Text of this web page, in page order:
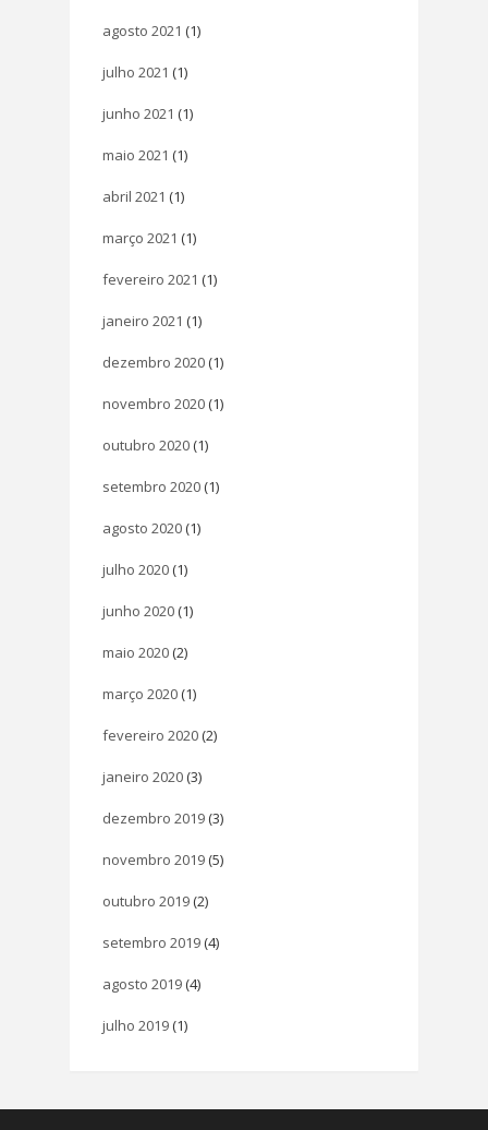
agosto 2021 (1)
julho 2021 (1)
junho 2021 (1)
maio 2021 (1)
abril 2021 (1)
março 2021 (1)
fevereiro 2021 (1)
janeiro 2021 (1)
dezembro 2020 (1)
novembro 2020 (1)
outubro 2020 (1)
setembro 2020 (1)
agosto 2020 (1)
julho 2020 (1)
junho 2020 (1)
maio 2020 (2)
março 2020 (1)
fevereiro 2020 (2)
janeiro 2020 (3)
dezembro 2019 (3)
novembro 2019 (5)
outubro 2019 (2)
setembro 2019 (4)
agosto 2019 (4)
julho 2019 (1)